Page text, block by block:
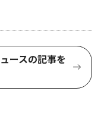
ースの記事を